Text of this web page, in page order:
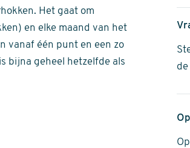
Het gaat om
en elke maand van het
vanaf één punt en een zo
bijna geheel hetzelfde als